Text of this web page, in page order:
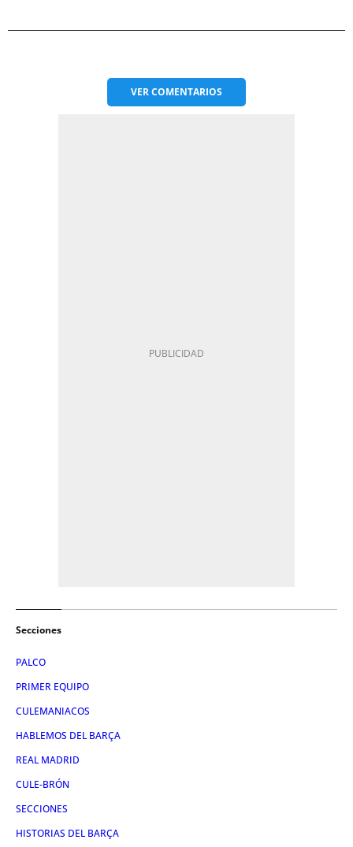
VERCOMENTARIOS
Secciones
PALCO
PRIMER EQUIPO
CULEMANIACOS
HABLEMOS DEL BARÇA
REAL MADRID
CULE-BRÓN
SECCIONES
HISTORIAS DEL BARÇA